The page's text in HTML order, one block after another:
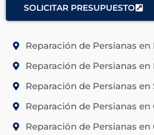
SOLICITAR PRESUPUESTO
Reparación de Persianas en
Reparación de Persianas en
Reparación de Persianas en
Reparación de Persianas en
Reparación de Persianas en